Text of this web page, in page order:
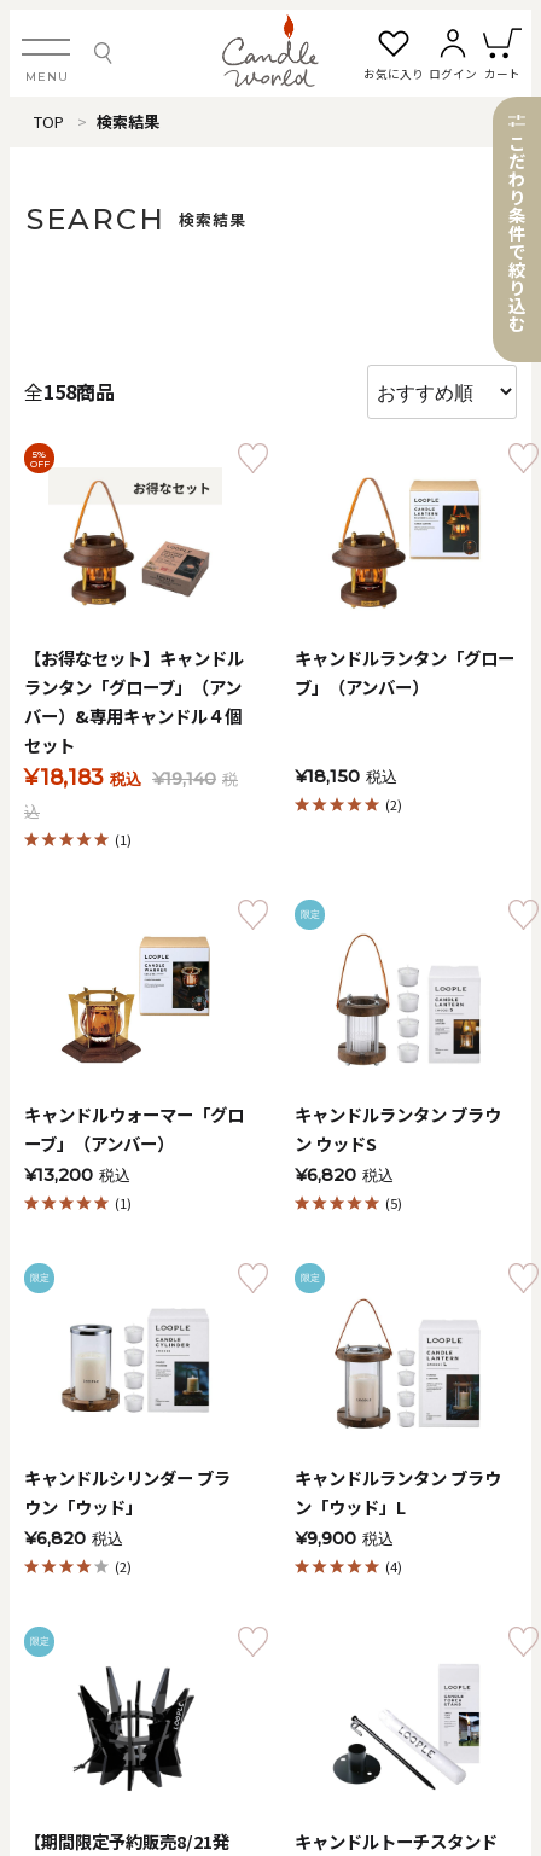
MENU お気に入り ログイン カート
ログイン・新規会員登録
#タグから探す
価格で探す
0 20000
クリア
色で探す
お買い物ガイド お問い合わせ
TOP 検索結果
SEARCH 検索結果
全158商品
5%
OFF
【お得なセット】キャンドル
ランタン「グローブ」（アン
バー）&専用キャンドル４個
セット
¥18,183 税込 ¥19,140 税
込
(1)
キャンドルランタン「グロー
ブ」（アンバー）
¥18,150 税込
(2)
キャンドルウォーマー「グロ
ーブ」（アンバー）
¥13,200 税込
(1)
限定
キャンドルランタン ブラウ
ン ウッドS
¥6,820 税込
(5)
限定
キャンドルシリンダー ブラ
ウン「ウッド」
¥6,820 税込
(2)
限定
キャンドルランタン ブラウ
ン「ウッド」L
¥9,900 税込
(4)
限定
【期間限定予約販売8/21発
キャンドルトーチスタンド
こ
だ
わ
り
条
件
で
絞
り
込
む